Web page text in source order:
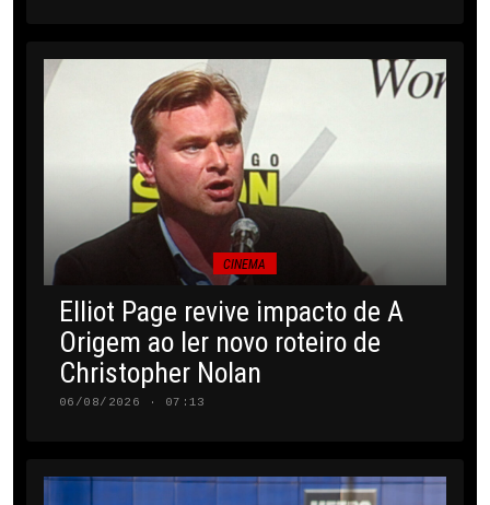
CINEMA
Elliot Page revive impacto de A
Origem ao ler novo roteiro de
Christopher Nolan
06/08/2026 · 07:13